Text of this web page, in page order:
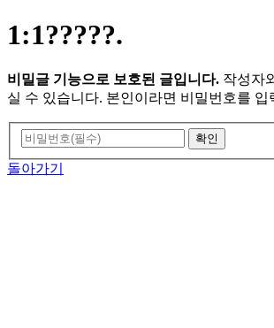
1:1?????.
비밀글 기능으로 보호된 글입니다. 작성자
실 수 있습니다. 본인이라면 비밀번호를 입
돌아가기